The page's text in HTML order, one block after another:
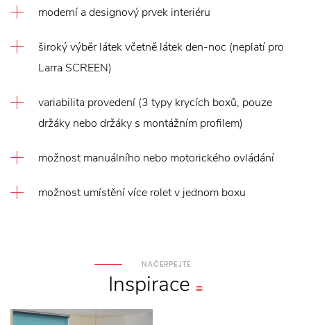
moderní a designový prvek interiéru
široký výběr látek včetně látek den-noc (neplatí pro
Larra SCREEN)
variabilita provedení (3 typy krycích boxů, pouze
držáky nebo držáky s montážním profilem)
možnost manuálního nebo motorického ovládání
možnost umístění více rolet v jednom boxu
NAČERPEJTE
Inspirace